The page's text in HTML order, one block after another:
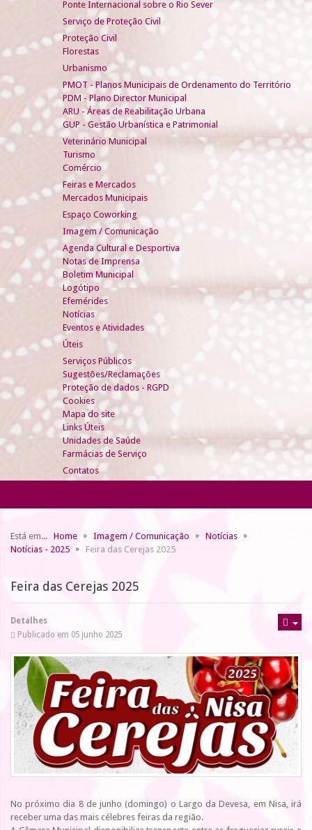
Ponte Internacional sobre o Rio Sever
Serviço de Proteção Civil
Proteção Civil
Florestas
Urbanismo
PMOT - Planos Municipais de Ordenamento do Território
PDM - Plano Director Municipal
ARU - Áreas de Reabilitação Urbana
GUP - Gestão Urbanística e Patrimonial
Veterinário Municipal
Turismo
Comércio
Feiras e Mercados
Mercados Municipais
Espaço Coworking
Imagem / Comunicação
Agenda Cultural e Desportiva
Notas de Imprensa
Boletim Municipal
Logótipo
Efemérides
Notícias
Eventos e Atividades
Úteis
Serviços Públicos
Sugestões/Reclamações
Proteção de dados - RGPD
Cookies
Mapa do site
Links Úteis
Unidades de Saúde
Farmácias de Serviço
Contatos
Está em... Home Imagem / Comunicação
Notícias
Notícias - 2025
Feira das Cerejas 2025
Feira das Cerejas 2025
Detalhes
Publicado em 05 junho 2025
No próximo dia 8 de junho (domingo) o Largo da Devesa, em Nisa, irá
receber uma das mais célebres feiras da região.